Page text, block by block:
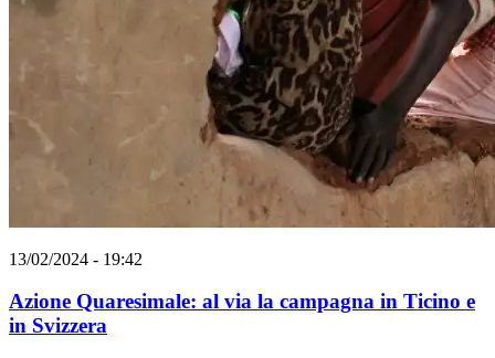
13/02/2024 - 19:42
Azione Quaresimale: al via la campagna in Ticino e
in Svizzera